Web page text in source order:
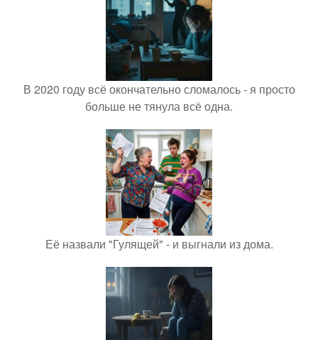
В 2020 году всё окончательно сломалось - я просто
больше не тянула всё одна.
Её назвали "Гулящей" - и выгнали из дома.